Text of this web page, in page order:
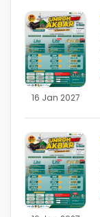
16 Jan 2027